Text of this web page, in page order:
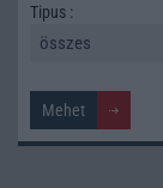
Tipus :